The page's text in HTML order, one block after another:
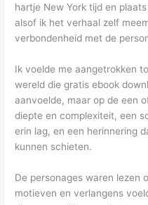
hartje New York tijd en
alsof ik het verhaal zelf
verbondenheid met de
Ik voelde me aangetrokken
wereld die gratis ebook
aanvoelde, maar op de een
diepte en complexiteit, een
erin lag, en een herinnering
kunnen schieten.
De personages waren lezen
motieven en verlangens